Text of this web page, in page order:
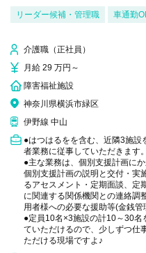
リーダー候補・管理職 車通勤
介護職（正社員）
月給 29 万円～
障害福祉施設
神奈川県横浜市緑区
伊野線 中山
●はつはるをを含む、近隣3施
者業務に従事していただきま
●主な業務は、個別支援計画に
個別支援計画の説明と交付・実
るアセスメント・定期面談、定
に関連する関係機関との連絡調
用者様への必要な援助等(金銭
●定員10名×3施設の計10～30名
ていただけるので、少しずつ仕
ただける現場ですよ♪